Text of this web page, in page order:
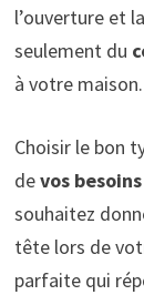
l’ouverture et
seulement du
à votre maison.
Choisir le bon
devos
souhaitez
tête lors de
parfaite qui